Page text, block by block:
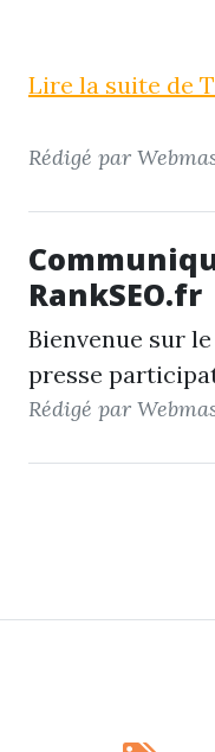
Lire la suite de
Rédigé par
RankSEO.fr
Bienvenue sur
presse
Rédigé par